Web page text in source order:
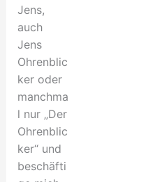
Jens,
auch
Jens
Ohrenblic
ker oder
manchma
l nur „Der
Ohrenblic
ker“ und
beschäfti